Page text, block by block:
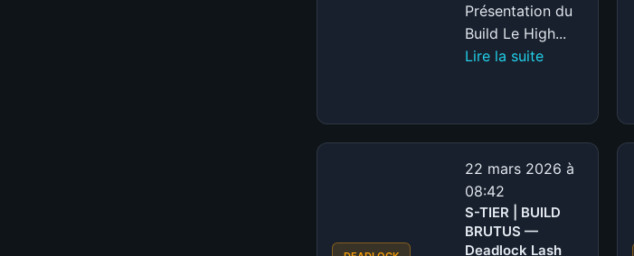
Présentation du
Build Le High...
Lire la suite:
|
BUILD
MINA
High
22 mars 2026 à
08:42
S-TIER | BUILD
BRUTUS —
Deadlock Lash